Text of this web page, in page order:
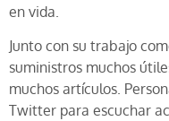
en vida.
Junto con su trabajo
suministros muchos
muchos artículos.
Twitter para escuchar